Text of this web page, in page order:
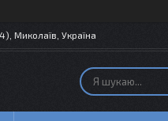
Миколаїв, Україна